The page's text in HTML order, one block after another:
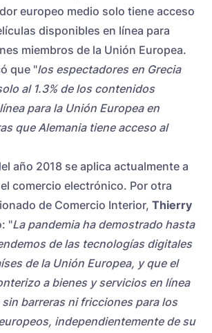
europeo medio solo tiene acceso
disponibles en línea para
miembros de la Unión Europea.
que "los espectadores en Grecia
al 1.3% de los contenidos
para la Unión Europea en
que Alemania tiene acceso al
año 2018 se aplica actualmente a
comercio electrónico. Por otra
de Comercio Interior, Thierry
"La pandemia ha demostrado hasta
de las tecnologías digitales
de la Unión Europea, y que el
a bienes y servicios en línea
barreras ni fricciones para los
independientemente de su